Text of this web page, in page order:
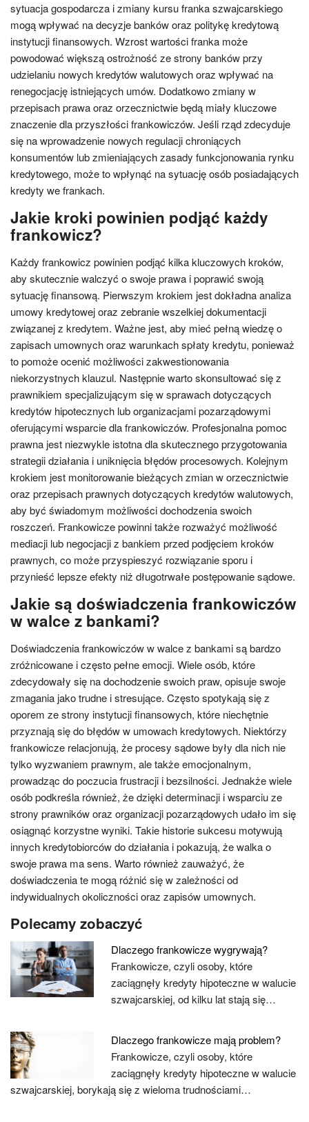
sytuacja gospodarcza i zmiany kursu franka szwajcarskiego
mogą wpływać na decyzje banków oraz politykę kredytową
instytucji finansowych. Wzrost wartości franka może
powodować większą ostrożność ze strony banków przy
udzielaniu nowych kredytów walutowych oraz wpływać na
renegocjację istniejących umów. Dodatkowo zmiany w
przepisach prawa oraz orzecznictwie będą miały kluczowe
znaczenie dla przyszłości frankowiczów. Jeśli rząd zdecyduje
się na wprowadzenie nowych regulacji chroniących
konsumentów lub zmieniających zasady funkcjonowania rynku
kredytowego, może to wpłynąć na sytuację osób posiadających
kredyty we frankach.
Jakie kroki powinien podjąć każdy
frankowicz?
Każdy frankowicz powinien podjąć kilka kluczowych kroków,
aby skutecznie walczyć o swoje prawa i poprawić swoją
sytuację finansową. Pierwszym krokiem jest dokładna analiza
umowy kredytowej oraz zebranie wszelkiej dokumentacji
związanej z kredytem. Ważne jest, aby mieć pełną wiedzę o
zapisach umownych oraz warunkach spłaty kredytu, ponieważ
to pomoże ocenić możliwości zakwestionowania
niekorzystnych klauzul. Następnie warto skonsultować się z
prawnikiem specjalizującym się w sprawach dotyczących
kredytów hipotecznych lub organizacjami pozarządowymi
oferującymi wsparcie dla frankowiczów. Profesjonalna pomoc
prawna jest niezwykle istotna dla skutecznego przygotowania
strategii działania i uniknięcia błędów procesowych. Kolejnym
krokiem jest monitorowanie bieżących zmian w orzecznictwie
oraz przepisach prawnych dotyczących kredytów walutowych,
aby być świadomym możliwości dochodzenia swoich
roszczeń. Frankowicze powinni także rozważyć możliwość
mediacji lub negocjacji z bankiem przed podjęciem kroków
prawnych, co może przyspieszyć rozwiązanie sporu i
przynieść lepsze efekty niż długotrwałe postępowanie sądowe.
Jakie są doświadczenia frankowiczów
w walce z bankami?
Doświadczenia frankowiczów w walce z bankami są bardzo
zróżnicowane i często pełne emocji. Wiele osób, które
zdecydowały się na dochodzenie swoich praw, opisuje swoje
zmagania jako trudne i stresujące. Często spotykają się z
oporem ze strony instytucji finansowych, które niechętnie
przyznają się do błędów w umowach kredytowych. Niektórzy
frankowicze relacjonują, że procesy sądowe były dla nich nie
tylko wyzwaniem prawnym, ale także emocjonalnym,
prowadząc do poczucia frustracji i bezsilności. Jednakże wiele
osób podkreśla również, że dzięki determinacji i wsparciu ze
strony prawników oraz organizacji pozarządowych udało im się
osiągnąć korzystne wyniki. Takie historie sukcesu motywują
innych kredytobiorców do działania i pokazują, że walka o
swoje prawa ma sens. Warto również zauważyć, że
doświadczenia te mogą różnić się w zależności od
indywidualnych okoliczności oraz zapisów umownych.
Polecamy zobaczyć
Dlaczego frankowicze wygrywają?
Frankowicze, czyli osoby, które
zaciągnęły kredyty hipoteczne w walucie
szwajcarskiej, od kilku lat stają się…
Dlaczego frankowicze mają problem?
Frankowicze, czyli osoby, które
zaciągnęły kredyty hipoteczne w walucie
szwajcarskiej, borykają się z wieloma trudnościami…